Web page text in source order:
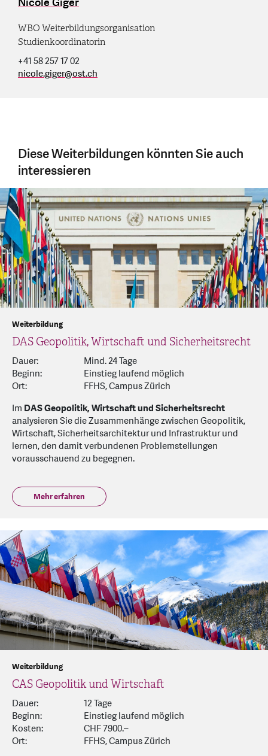
WBO Weiterbildungsorganisation
Studienkoordinatorin
+41 58 257 17 02
nicole.giger@ost.ch
Diese Weiterbildungen könnten Sie auch
interessieren
Weiterbildung
DAS Geopolitik, Wirtschaft und Sicherheitsrecht
Dauer:
Mind. 24 Tage
Beginn:
Einstieg laufend möglich
Ort:
FFHS, Campus Zürich
Im DAS Geopolitik, Wirtschaft und Sicherheitsrecht
analysieren Sie die Zusammenhänge zwischen Geopolitik,
Wirtschaft, Sicherheitsarchitektur und Infrastruktur und
lernen, den damit verbundenen Problemstellungen
vorausschauend zu begegnen.
Mehr erfahren
Weiterbildung
CAS Geopolitik und Wirtschaft
Dauer:
12 Tage
Beginn:
Einstieg laufend möglich
Kosten:
CHF 7900.–
Ort:
FFHS, Campus Zürich